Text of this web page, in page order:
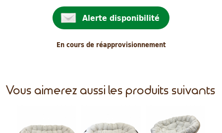
Alerte disponibilité
En cours de réapprovisionnement
Vous aimerez aussi les produits suivants